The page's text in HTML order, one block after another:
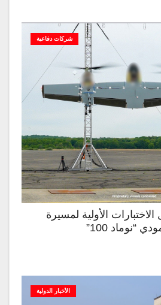
شركات دفاعية
الأولية لمسيرة
“نوماد 100”
الأخبار الدولية